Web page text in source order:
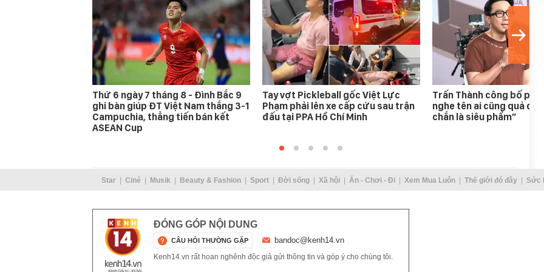
Thứ 6 ngày 7 tháng 8 - Đình Bắc 9
ghi bàn giúp ĐT Việt Nam thắng 3-1
Campuchia, thẳng tiến bán kết
ASEAN Cup
Tay vợt Pickleball gốc Việt Lực
Phạm phải lên xe cấp cứu sau trận
đấu tại PPA Hồ Chí Minh
Trấn Thành công bố phim
nghe tên ai cũng quả
chắn là siêu phẩm”
Star Ciné Musik Beauty & Fashion Sport Đời sống Xã hội Ăn - Chơi - Đi Xem Mua Luôn Thế giới đó đây Sức
ĐÓNG GÓP NỘI DUNG
CÂU HỎI THƯỜNG GẶP bandoc@kenh14.vn
Kenh14.vn rất hoan nghênh độc giả gửi thông tin và góp ý cho chúng tôi.